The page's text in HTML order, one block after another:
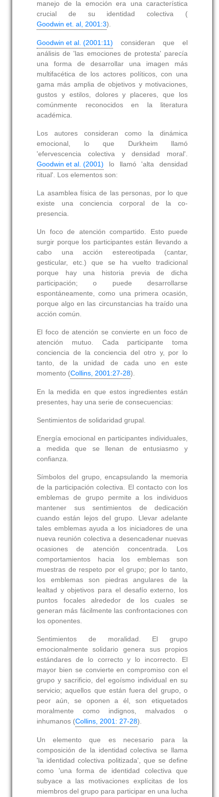
manejo de la emoción era una característica
crucial de su identidad colectiva (
Goodwin et. al, 2001:3).
Goodwin et al. (2001:11) consideran que el
análisis de 'las emociones de protesta' parecía
una forma de desarrollar una imagen más
multifacética de los actores políticos, con una
gama más amplia de objetivos y motivaciones,
gustos y estilos, dolores y placeres, que los
comúnmente reconocidos en la literatura
académica.
Los autores consideran como la dinámica
emocional, lo que Durkheim llamó
'efervescencia colectiva y densidad moral'.
Goodwin et al. (2001) lo llamó 'alta densidad
ritual'. Los elementos son:
La asamblea física de las personas, por lo que
existe una conciencia corporal de la co-
presencia.
Un foco de atención compartido. Esto puede
surgir porque los participantes están llevando a
cabo una acción estereotipada (cantar,
gesticular, etc.) que se ha vuelto tradicional
porque hay una historia previa de dicha
participación; o puede desarrollarse
espontáneamente, como una primera ocasión,
porque algo en las circunstancias ha traído una
acción común.
El foco de atención se convierte en un foco de
atención mutuo. Cada participante toma
conciencia de la conciencia del otro y, por lo
tanto, de la unidad de cada uno en este
momento (Collins, 2001:27-28).
En la medida en que estos ingredientes están
presentes, hay una serie de consecuencias:
Sentimientos de solidaridad grupal.
Energía emocional en participantes individuales,
a medida que se llenan de entusiasmo y
confianza.
Símbolos del grupo, encapsulando la memoria
de la participación colectiva. El contacto con los
emblemas de grupo permite a los individuos
mantener sus sentimientos de dedicación
cuando están lejos del grupo. Llevar adelante
tales emblemas ayuda a los iniciadores de una
nueva reunión colectiva a desencadenar nuevas
ocasiones de atención concentrada. Los
comportamientos hacia los emblemas son
muestras de respeto por el grupo; por lo tanto,
los emblemas son piedras angulares de la
lealtad y objetivos para el desafío externo, los
puntos focales alrededor de los cuales se
generan más fácilmente las confrontaciones con
los oponentes.
Sentimientos de moralidad. El grupo
emocionalmente solidario genera sus propios
estándares de lo correcto y lo incorrecto. El
mayor bien se convierte en compromiso con el
grupo y sacrificio, del egoísmo individual en su
servicio; aquellos que están fuera del grupo, o
peor aún, se oponen a él, son etiquetados
moralmente como indignos, malvados o
inhumanos (Collins, 2001: 27-28).
Un elemento que es necesario para la
composición de la identidad colectiva se llama
'la identidad colectiva politizada', que se define
como 'una forma de identidad colectiva que
subyace a las motivaciones explícitas de los
miembros del grupo para participar en una lucha